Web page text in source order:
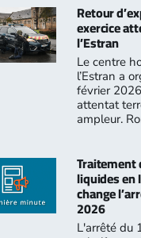
Retour
exercice
l’Estran
Le centre
l’Estran a
février
attentat
ampleur.
Traitement
liquides en
change
2026
L'arrêté du